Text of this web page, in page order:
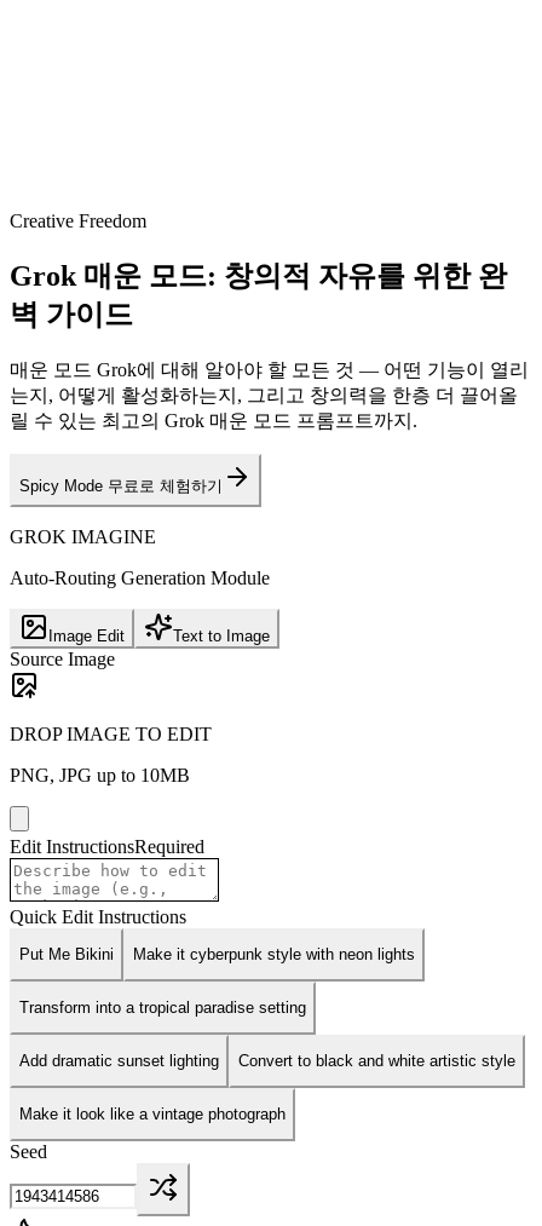
Creative Freedom
Grok 매운 모드: 창의적 자유를 위한 완
벽 가이드
매운 모드 Grok에 대해 알아야 할 모든 것 — 어떤 기능이 열리
는지, 어떻게 활성화하는지, 그리고 창의력을 한층 더 끌어올
릴 수 있는 최고의 Grok 매운 모드 프롬프트까지.
Spicy Mode 무료로 체험하기
GROK IMAGINE
Auto-Routing Generation Module
Image Edit Text to Image
Source Image
DROP IMAGE TO EDIT
PNG, JPG up to 10MB
Edit InstructionsRequired
Quick Edit Instructions
Put Me Bikini Make it cyberpunk style with neon lights
Transform into a tropical paradise setting
Add dramatic sunset lighting Convert to black and white artistic style
Make it look like a vintage photograph
Seed